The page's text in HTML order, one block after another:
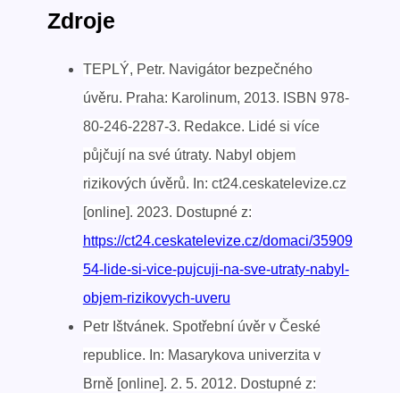
Zdroje
TEPLÝ, Petr. Navigátor bezpečného
úvěru. Praha: Karolinum, 2013. ISBN 978-
80-246-2287-3. Redakce. Lidé si více
půjčují na své útraty. Nabyl objem
rizikových úvěrů. In: ct24.ceskatelevize.cz
[online]. 2023. Dostupné z:
https://ct24.ceskatelevize.cz/domaci/35909
54-lide-si-vice-pujcuji-na-sve-utraty-nabyl-
objem-rizikovych-uveru
Petr Ištvánek. Spotřební úvěr v České
republice. In: Masarykova univerzita v
Brně [online]. 2. 5. 2012. Dostupné z: